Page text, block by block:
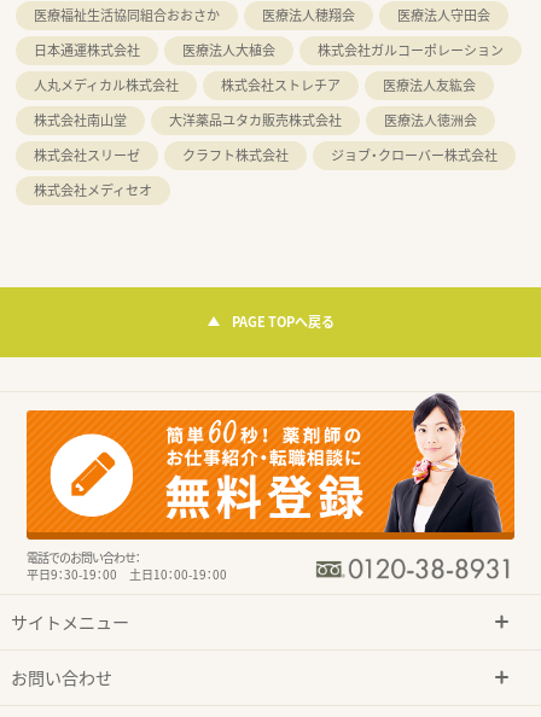
医療福祉生活協同組合おおさか
医療法人穂翔会
医療法人守田会
日本通運株式会社
医療法人大植会
株式会社ガルコーポレーション
人丸メディカル株式会社
株式会社ストレチア
医療法人友紘会
株式会社南山堂
大洋薬品ユタカ販売株式会社
医療法人徳洲会
株式会社スリーゼ
クラフト株式会社
ジョブ・クローバー株式会社
株式会社メディセオ
PAGE TOPへ戻る
電話でのお問い合わせ：
平日9：30-19：00 土日10：00-19：00
サイトメニュー
お問い合わせ